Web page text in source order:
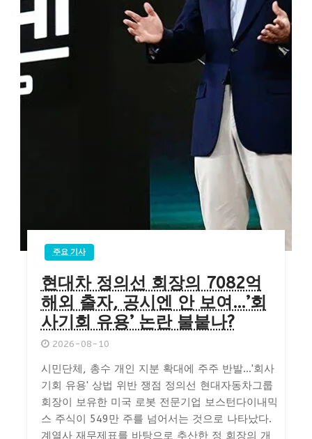
주요 기사
현대차 정의선 회장의 7082억
해외 출자, 공시엔 안 보여…’회
사기회 유용’ 논란 불붙나?
2026-08-10
시민단체, 총수 개인 지분 확대에 주주 반발…'회사
기회 유용' 상법 위반 쟁점 정의선 현대자동차그룹
회장이 보유한 미국 로봇 전문기업 보스턴다이내믹
스 주식이 549만 주를 넘어서는 것으로 나타났다.
계열사 재무제표를 바탕으로 추산한 정 회장의 개